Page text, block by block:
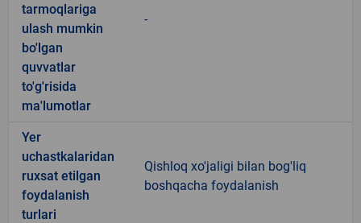
tarmoqlariga
ulash mumkin
bo'lgan
quvvatlar
to'g'risida
ma'lumotlar
-
Yer
uchastkalaridan
ruxsat etilgan
foydalanish
turlari
Qishloq xo'jaligi bilan bog'liq
boshqacha foydalanish